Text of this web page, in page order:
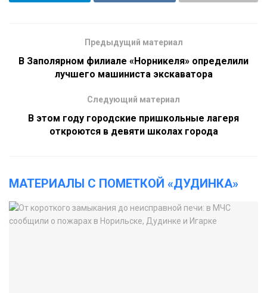
Предыдущий материал
В Заполярном филиале «Норникеля» определили
лучшего машиниста экскаватора
Следующий материал
В этом году городские пришкольные лагеря
откроются в девяти школах города
МАТЕРИАЛЫ С ПОМЕТКОЙ «ДУДИНКА»